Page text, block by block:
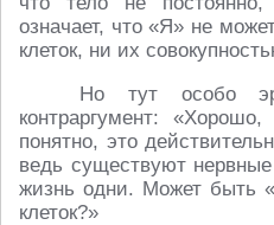
означает, что «Я» не
клеток, ни их
Но тут особо
контраргумент:
понятно, это
ведь существуют
жизнь одни. Может быть
клеток?»